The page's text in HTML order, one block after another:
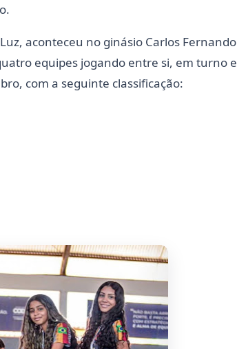
aconteceu no ginásio Carlos Fernando
equipes jogando entre si, em turno e
com a seguinte classificação: